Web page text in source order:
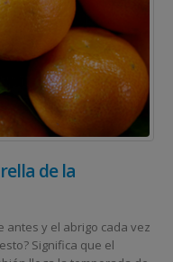
de la
antes y el abrigo cada vez
Significa que el